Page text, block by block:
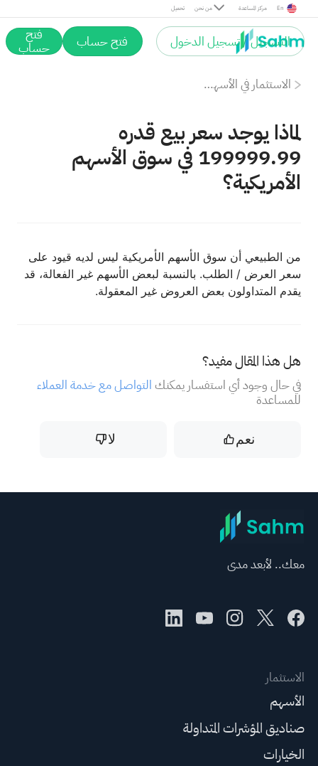
تحميل من نحن مركز المساعدة En
التسجيل / تسجيل الدخول فتح حساب فتح
حساب
الاستثمار في الأسهم الأمريكية: الأساسيات
لماذا يوجد سعر بيع قدره
199999.99 في سوق الأسهم
الأمريكية؟
من الطبيعي أن سوق الأسهم الأمريكية ليس لديه قيود على
سعر العرض / الطلب. بالنسبة لبعض الأسهم غير الفعالة، قد
يقدم المتداولون بعض العروض غير المعقولة.
هل هذا المقال مفيد؟
في حال وجود أي استفسار يمكنك التواصل مع خدمة العملاء
للمساعدة
نعم لا
معك.. لأبعد مدى
الاستثمار
الأسهم
صناديق المؤشرات المتداولة
الخيارات